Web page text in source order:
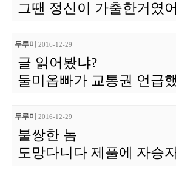
그땐 정신이 가출한거였
두루미 2016-12-29
글 읽어봤냐?
둘미옵빠가 교통권 언급
두루미 2016-12-29
불쌍한 놈
도망다니다 제풀에 자승